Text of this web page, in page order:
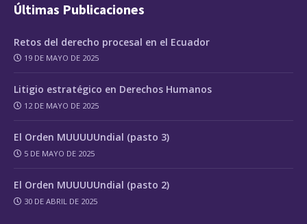
Últimas Publicaciones
Retos del derecho procesal en el Ecuador
19 DE MAYO DE 2025
Litigio estratégico en Derechos Humanos
12 DE MAYO DE 2025
El Orden MUUUUUndial (pasto 3)
5 DE MAYO DE 2025
El Orden MUUUUUndial (pasto 2)
30 DE ABRIL DE 2025